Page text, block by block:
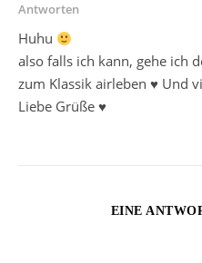
Antworten
Huhu
also falls ich kann, gehe ich
zum Klassik airleben ♥ Und
Liebe Grüße ♥
EINE